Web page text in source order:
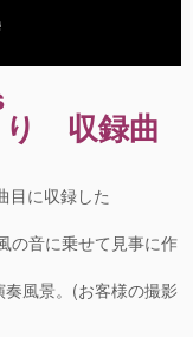
り 収録曲
目に収録した
の音に乗せて見事に作
風景。(お客様の撮影